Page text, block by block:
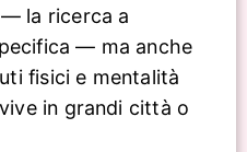
la ricerca a
— ma anche
fisici e mentalità
in grandi città o